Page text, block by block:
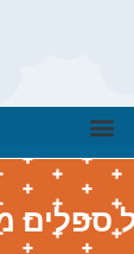
ספלים